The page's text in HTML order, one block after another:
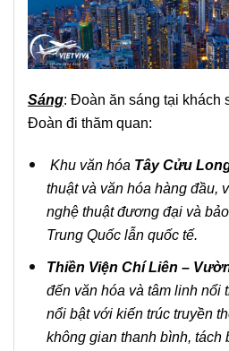
Sáng: Đoàn ăn sáng tại khách
Đoàn đi thăm quan:
Khu văn hóa Tây Cửu
thuật và văn hóa hàng đầu,
nghệ thuật đương đại và
Trung Quốc lẫn quốc tế.
Thiền Viện Chí Liên –
đến văn hóa và tâm linh nổi
nổi bật với kiến trúc truyền
không gian thanh bình, tách